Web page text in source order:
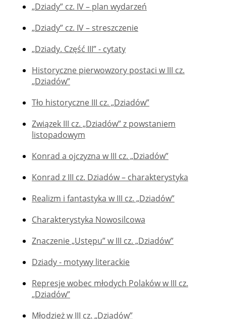
„Dziady” cz. IV – plan wydarzeń
„Dziady” cz. IV – streszczenie
„Dziady. Część III” - cytaty
Historyczne pierwowzory postaci w III cz.
„Dziadów”
Tło historyczne III cz. „Dziadów”
Związek III cz. „Dziadów” z powstaniem
listopadowym
Konrad a ojczyzna w III cz. „Dziadów”
Konrad z III cz. Dziadów – charakterystyka
Realizm i fantastyka w III cz. „Dziadów”
Charakterystyka Nowosilcowa
Znaczenie „Ustępu” w III cz. „Dziadów”
Dziady - motywy literackie
Represje wobec młodych Polaków w III cz.
„Dziadów”
Młodzież w III cz. „Dziadów”